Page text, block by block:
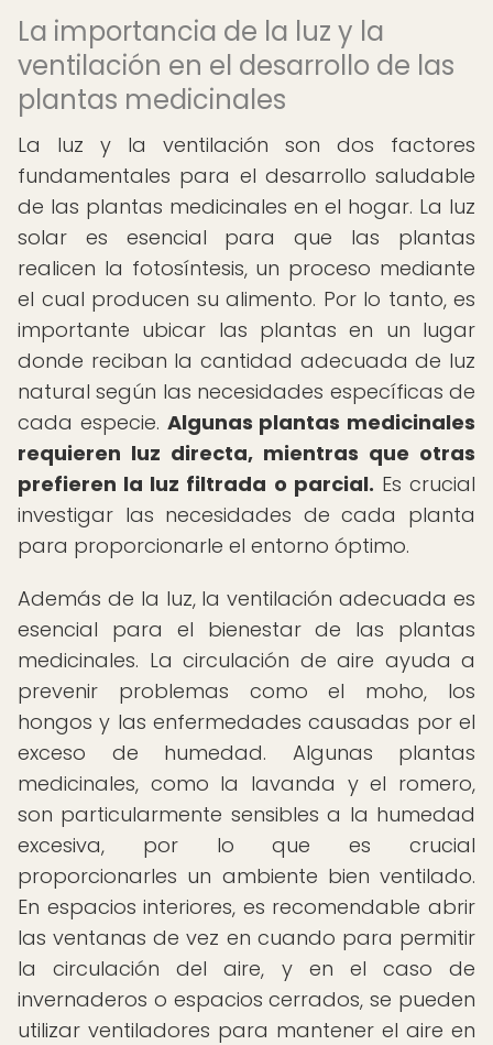
La importancia de la luz y la
ventilación en el desarrollo de las
plantas medicinales
La luz y la ventilación son dos factores
fundamentales para el desarrollo saludable
de las plantas medicinales en el hogar. La luz
solar es esencial para que las plantas
realicen la fotosíntesis, un proceso mediante
el cual producen su alimento. Por lo tanto, es
importante ubicar las plantas en un lugar
donde reciban la cantidad adecuada de luz
natural según las necesidades específicas de
cada especie. Algunas plantas medicinales
requieren luz directa, mientras que otras
prefieren la luz filtrada o parcial. Es crucial
investigar las necesidades de cada planta
para proporcionarle el entorno óptimo.
Además de la luz, la ventilación adecuada es
esencial para el bienestar de las plantas
medicinales. La circulación de aire ayuda a
prevenir problemas como el moho, los
hongos y las enfermedades causadas por el
exceso de humedad. Algunas plantas
medicinales, como la lavanda y el romero,
son particularmente sensibles a la humedad
excesiva, por lo que es crucial
proporcionarles un ambiente bien ventilado.
En espacios interiores, es recomendable abrir
las ventanas de vez en cuando para permitir
la circulación del aire, y en el caso de
invernaderos o espacios cerrados, se pueden
utilizar ventiladores para mantener el aire en